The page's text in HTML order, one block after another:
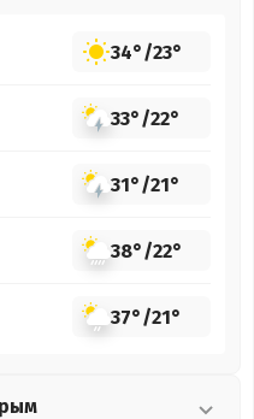
34°/23°
33°/22°
31°/21°
38°/22°
37°/21°